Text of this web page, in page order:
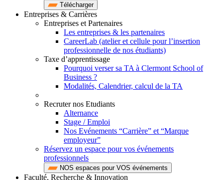
Télécharger
Entreprises & Carrières
Entreprises et Partenaires
Les entreprises & les partenaires
CareerLab (atelier et cellule pour l’insertion
professionnelle de nos étudiants)
Taxe d’apprentissage
Pourquoi verser sa TA à Clermont School of
Business ?
Modalités, Calendrier, calcul de la TA
Recruter nos Etudiants
Alternance
Stage / Emploi
Nos Evénements “Carrière” et “Marque
employeur”
Réservez un espace pour vos événements
professionnels
NOS espaces pour VOS événements
Faculté, Recherche & Innovation